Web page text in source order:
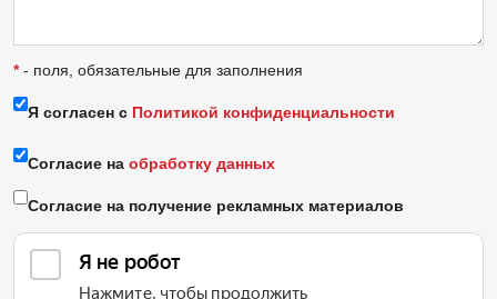
*- поля, обязательные для заполнения
Я согласен с Политикой конфиденциальности
Согласие на обработку данных
Согласие на получение рекламных материалов